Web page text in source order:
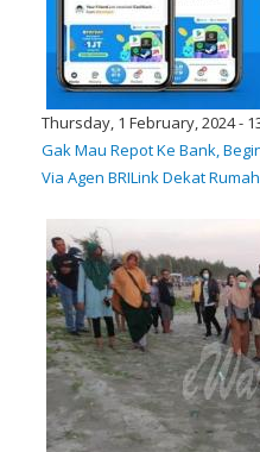
Thursday, 1 February, 2024 -
Gak Mau Repot Ke Bank,
Via Agen BRILink Dekat